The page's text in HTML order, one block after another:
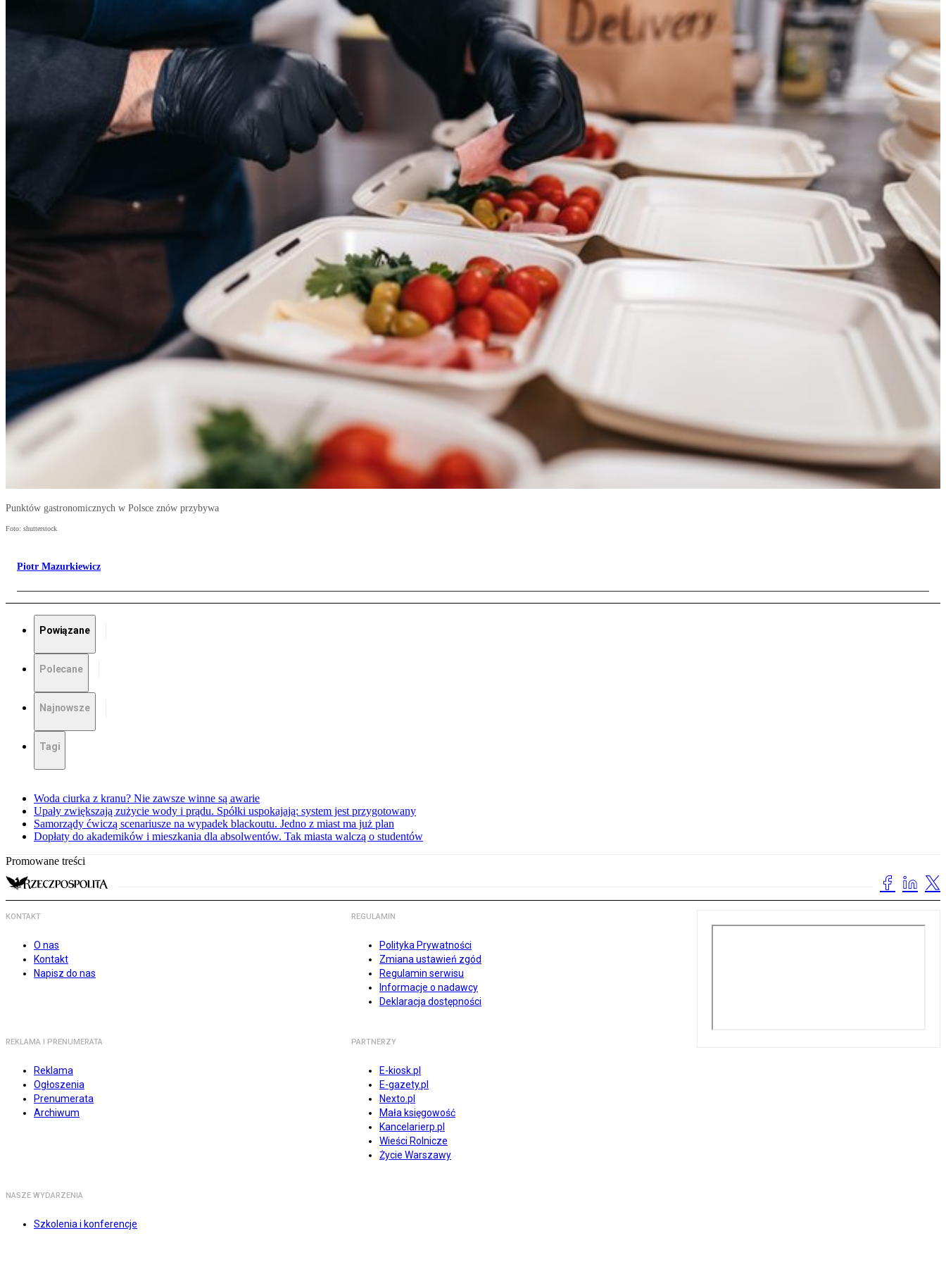
Punktów gastronomicznych w Polsce znów przybywa
Foto: shutterstock
Piotr Mazurkiewicz
Powiązane
Polecane
Najnowsze
Tagi
Woda ciurka z kranu? Nie zawsze winne są awarie
Upały zwiększają zużycie wody i prądu. Spółki uspokajają: system jest przygotowany
Samorządy ćwiczą scenariusze na wypadek blackoutu. Jedno z miast ma już plan
Dopłaty do akademików i mieszkania dla absolwentów. Tak miasta walczą o studentów
Promowane treści
KONTAKT
O nas
Kontakt
Napisz do nas
REGULAMIN
Polityka Prywatności
Zmiana ustawień zgód
Regulamin serwisu
Informacje o nadawcy
Deklaracja dostępności
REKLAMA I PRENUMERATA
Reklama
Ogłoszenia
Prenumerata
Archiwum
PARTNERZY
E-kiosk.pl
E-gazety.pl
Nexto.pl
Mała księgowość
Kancelarierp.pl
Wieści Rolnicze
Życie Warszawy
NASZE WYDARZENIA
Szkolenia i konferencje